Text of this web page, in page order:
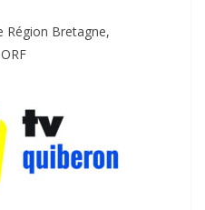
Région Bretagne,